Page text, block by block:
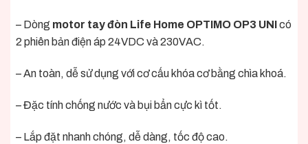
– Dòng motor tay đòn Life Home OPTIMO OP3 UNI có
2 phiên bản điện áp 24VDC và 230VAC.
– An toàn, dễ sử dụng với cơ cấu khóa cơ bằng chìa khoá.
– Đặc tính chống nước và bụi bẩn cực kì tốt.
– Lắp đặt nhanh chóng, dễ dàng, tốc độ cao.